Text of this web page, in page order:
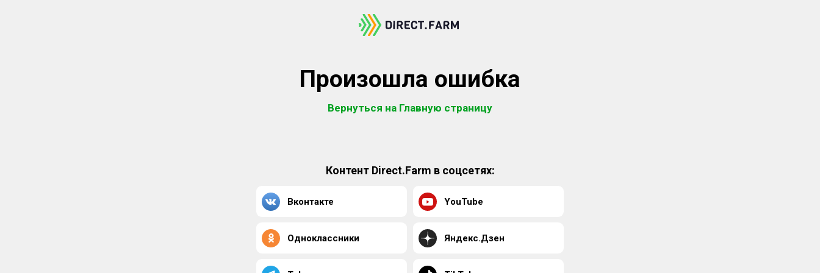
Произошла ошибка
Вернуться на Главную страницу
Контент Direct.Farm в соцсетях:
Вконтакте YouTube
Одноклассники Яндекс.Дзен